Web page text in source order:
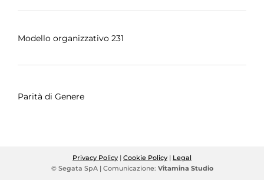
Modello organizzativo 231
Parità di Genere
Privacy Policy | Cookie Policy | Legal
© Segata SpA | Comunicazione: Vitamina Studio